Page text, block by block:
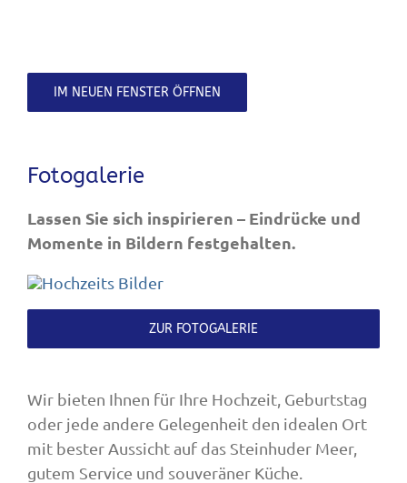
IM NEUEN FENSTER ÖFFNEN
Fotogalerie
Lassen Sie sich inspirieren – Eindrücke und
Momente in Bildern festgehalten.
ZUR FOTOGALERIE
Wir bieten Ihnen für Ihre Hochzeit, Geburtstag
oder jede andere Gelegenheit den idealen Ort
mit bester Aussicht auf das Steinhuder Meer,
gutem Service und souveräner Küche.